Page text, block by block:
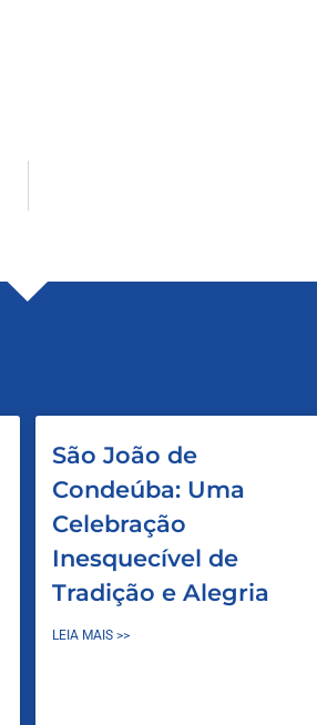
São João de
Condeúba: Uma
Celebração
Inesquecível de
Tradição e Alegria
LEIA MAIS >>